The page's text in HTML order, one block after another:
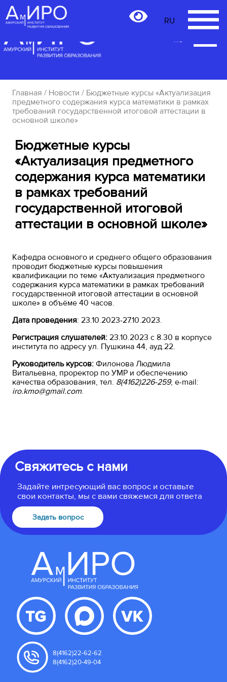
RU
RU
Главная / Новости / Бюджетные курсы «Актуализация
предметного содержания курса математики в рамках
требований государственной итоговой аттестации в
основной школе»
Бюджетные курсы
«Актуализация предметного
содержания курса математики
в рамках требований
государственной итоговой
аттестации в основной школе»
Кафедра основного и среднего общего образования
проводит бюджетные курсы повышения
квалификации по теме «Актуализация предметного
содержания курса математики в рамках требований
государственной итоговой аттестации в основной
школе» в объёме 40 часов.
Дата проведения: 23.10.2023-27.10.2023.
Регистрация слушателей: 23.10.2023 с 8.30 в корпусе
института по адресу ул. Пушкина 44, ауд.22.
Руководитель курсов: Филонова Людмила
Витальевна, проректор по УМР и обеспечению
качества образования, тел. 8(4162)226-259, e-mail:
iro.kmo@gmail.com.
Свяжитесь с нами
Задайте интресующий вас вопрос и оставьте
свои контакты, мы с вами свяжемся для ответа
Задать вопрос
8(4162)22-62-62
8(4162)20-49-04